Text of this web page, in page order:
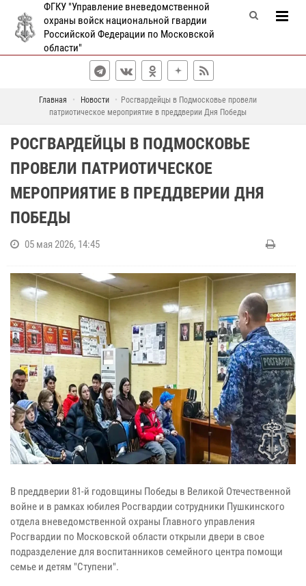
ФГКУ "Управление вневедомственной
охраны войск национальной гвардии
Российской Федерации по Московской
области"
Главная Новости
Росгвардейцы в Подмосковье провели
патриотическое мероприятие в преддверии Дня Победы
РОСГВАРДЕЙЦЫ В ПОДМОСКОВЬЕ
ПРОВЕЛИ ПАТРИОТИЧЕСКОЕ
МЕРОПРИЯТИЕ В ПРЕДДВЕРИИ ДНЯ
ПОБЕДЫ
05 мая 2026, 14:45
В преддверии 81-й годовщины Победы в Великой Отечественной
войне и в рамках юбилея Росгвардии сотрудники Пушкинского
отдела вневедомственной охраны Главного управления
Росгвардии по Московской области открыли двери в свое
подразделение для воспитанников семейного центра помощи
семье и детям "Ступени".